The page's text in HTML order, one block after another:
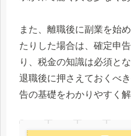
また、離職後に副業を始
たりした場合は、確定申
り、税金の知識は必須と
退職後に押さえておくべ
告の基礎をわかりやすく解